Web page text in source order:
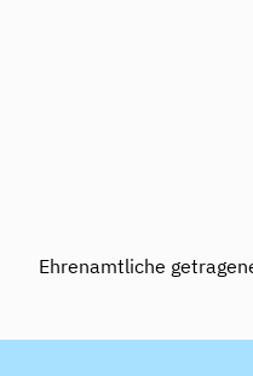
Ehrenamtliche